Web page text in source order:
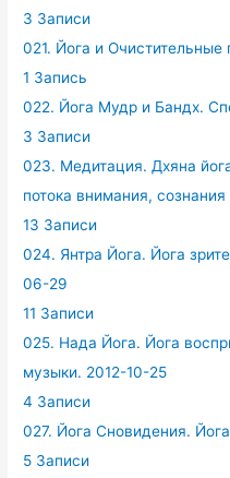
3 Записи
021. Йога и
1 Запись
022. Йога Мудр и Бандх.
3 Записи
023. Медитация. Дхяна
потока внимания,
13 Записи
024. Янтра Йога. Йога
06-29
11 Записи
025. Нада Йога. Йога
музыки. 2012-10-25
4 Записи
027. Йога Сновидения.
5 Записи